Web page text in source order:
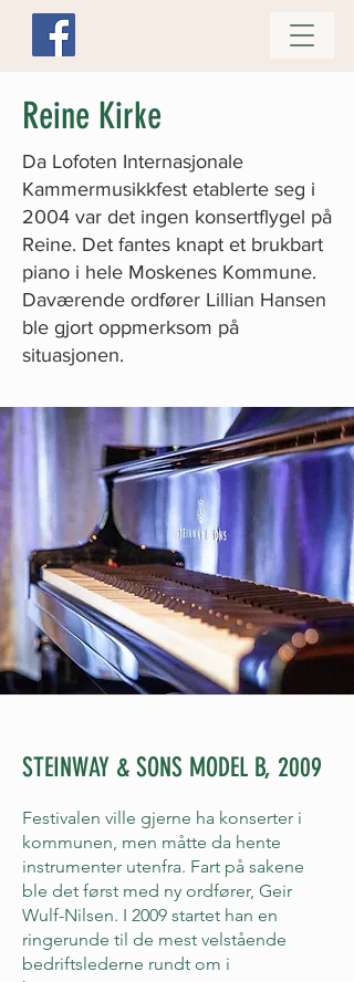
Reine Kirke
Da Lofoten Internasjonale
Kammermusikkfest etablerte seg i
2004 var det ingen konsertflygel på
Reine. Det fantes knapt et brukbart
piano i hele Moskenes Kommune.
Daværende ordfører Lillian Hansen
ble gjort oppmerksom på
situasjonen.
STEINWAY & SONS MODEL B, 2009
Festivalen ville gjerne ha konserter i
kommunen, men måtte da hente
instrumenter utenfra. Fart på sakene
ble det først med ny ordfører, Geir
Wulf-Nilsen. I 2009 startet han en
ringerunde til de mest velstående
bedriftslederne rundt om i